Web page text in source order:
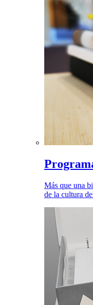
Más que una
de la cultura